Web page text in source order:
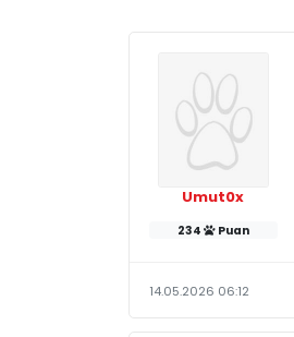
Umut0x
234 Puan
14.05.2026 06:12